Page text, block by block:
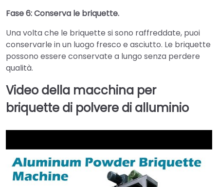
Fase 6: Conserva le briquette.
Una volta che le briquette si sono raffreddate, puoi
conservarle in un luogo fresco e asciutto. Le briquette
possono essere conservate a lungo senza perdere
qualità.
Video della macchina per
briquette di polvere di alluminio